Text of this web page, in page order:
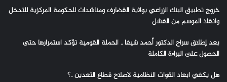
خروج تطبيق البنك الزراعي بولاية القضارف ومناشدات للحكومة المركزية للتدخل
وانقاذ الموسم من الفشل
بعد إطلاق سراح الدكتور أحمد شيفا .. الحملة القومية تؤكد استمرارها حتى
الحصول على البراءة الكاملة
هل يكفي ابعاد القوات النظامية لاصلاح قطاع التعدين ..؟